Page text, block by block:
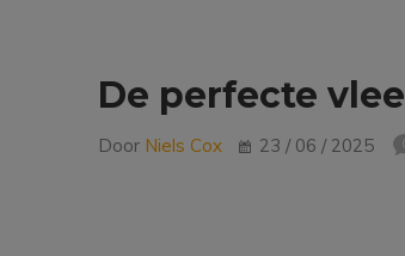
De perfecte
Door Niels Cox 23 / 06 / 2025